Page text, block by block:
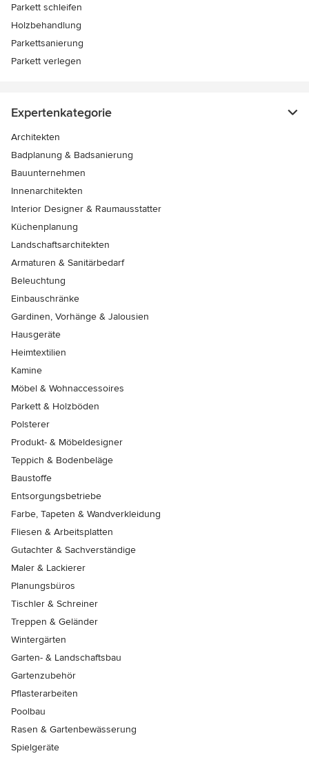
Parkett schleifen
Holzbehandlung
Parkettsanierung
Parkett verlegen
Expertenkategorie
Architekten
Badplanung & Badsanierung
Bauunternehmen
Innenarchitekten
Interior Designer & Raumausstatter
Küchenplanung
Landschaftsarchitekten
Armaturen & Sanitärbedarf
Beleuchtung
Einbauschränke
Gardinen, Vorhänge & Jalousien
Hausgeräte
Heimtextilien
Kamine
Möbel & Wohnaccessoires
Parkett & Holzböden
Polsterer
Produkt- & Möbeldesigner
Teppich & Bodenbeläge
Baustoffe
Entsorgungsbetriebe
Farbe, Tapeten & Wandverkleidung
Fliesen & Arbeitsplatten
Gutachter & Sachverständige
Maler & Lackierer
Planungsbüros
Tischler & Schreiner
Treppen & Geländer
Wintergärten
Garten- & Landschaftsbau
Gartenzubehör
Pflasterarbeiten
Poolbau
Rasen & Gartenbewässerung
Spielgeräte